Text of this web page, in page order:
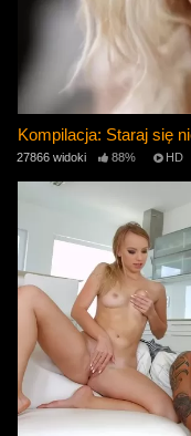
Kompilacja: Staraj się
27866 widoki 88% HD